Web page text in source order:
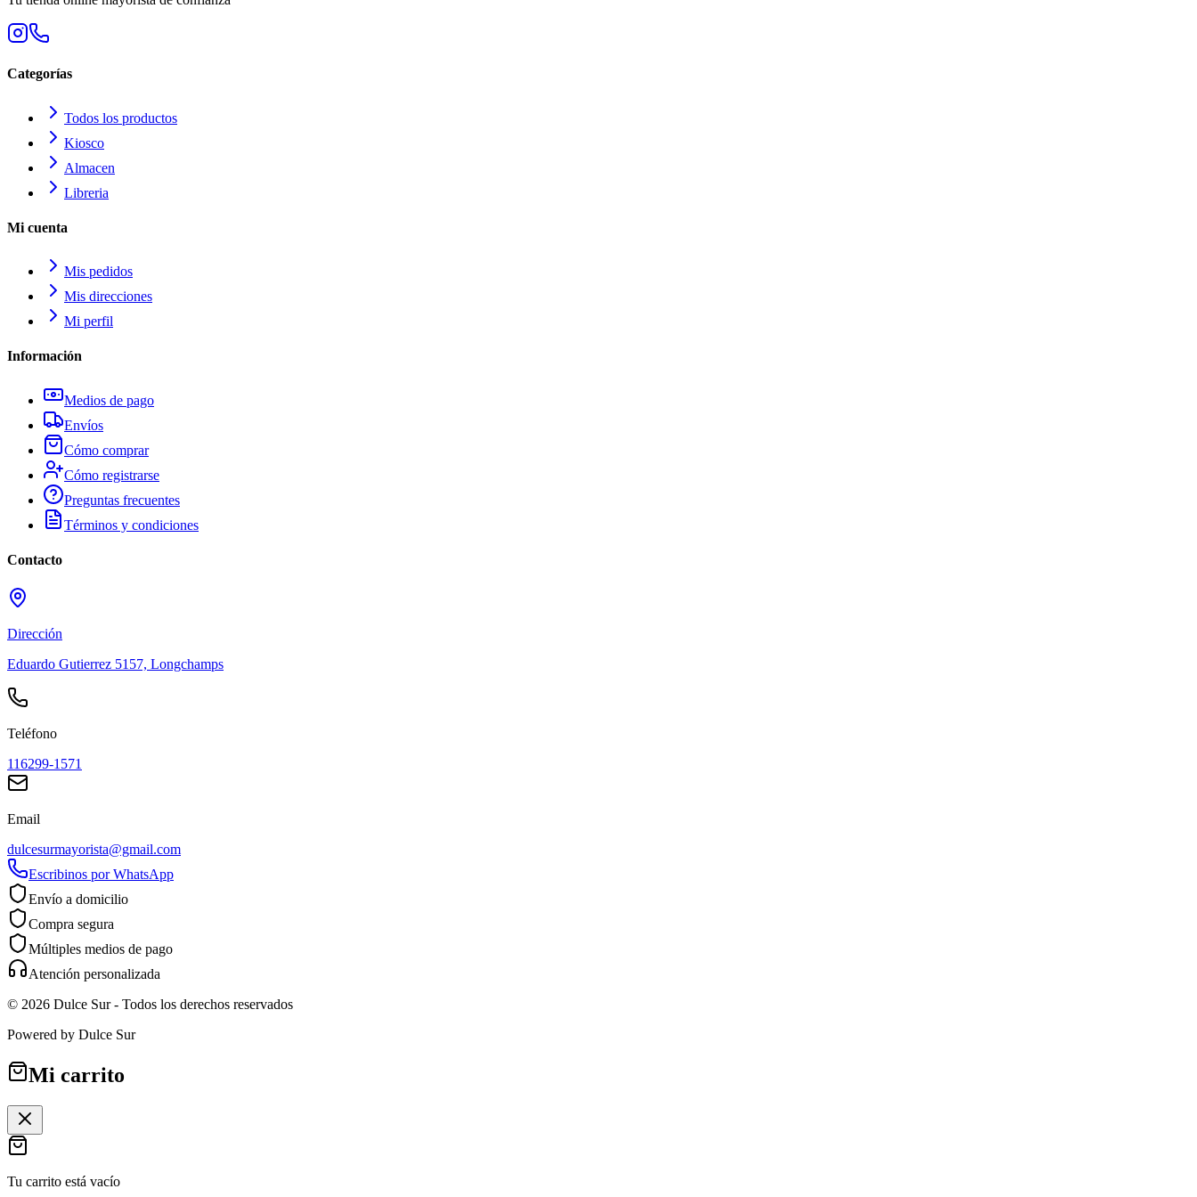
Categorías
Todos los productos
Kiosco
Almacen
Libreria
Mi cuenta
Mis pedidos
Mis direcciones
Mi perfil
Información
Medios de pago
Envíos
Cómo comprar
Cómo registrarse
Preguntas frecuentes
Términos y condiciones
Contacto
Dirección
Eduardo Gutierrez 5157, Longchamps
Teléfono
116299-1571
Email
dulcesurmayorista@gmail.com
Escribinos por WhatsApp
Envío a domicilio
Compra segura
Múltiples medios de pago
Atención personalizada
© 2026 Dulce Sur- Todos los derechos reservados
Powered by Dulce Sur
Mi carrito
Tu carrito está vacío